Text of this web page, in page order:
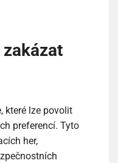
které lze povolit
preferencí. Tyto
her,